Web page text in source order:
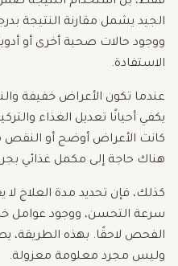
الجيد يشمل مقارنة النتيجة
ووجود حالات صحية أخرى أو
الاستفادة.
عندما تكون الأعراض خفيفة
يكفي أحيانًا تعديل الغذاء
كانت الأعراض أوضح أو النقص
هناك حاجة إلى مكمل غذائي
كذلك، فإن تحديد مدة العلاج
سرعة التحسن، ووجود عوامل
الفحص لاحقًا. بهذه الطريقة،
وليس مجرد معلومة معزولة.